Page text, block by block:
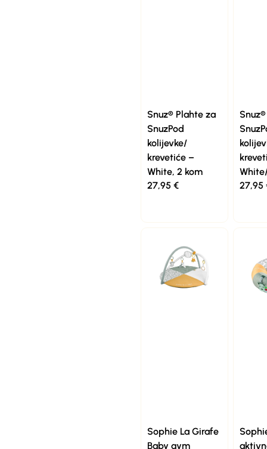
Snuz® Plahte za
SnuzPod
kolijevke/
krevetiće –
White, 2 kom
27,95 €
27,95
Sophie La Girafe
Baby gym